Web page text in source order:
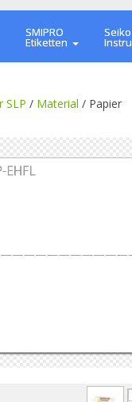
SMIPRO
Etiketten
Seiko
SLP / Material / Papier